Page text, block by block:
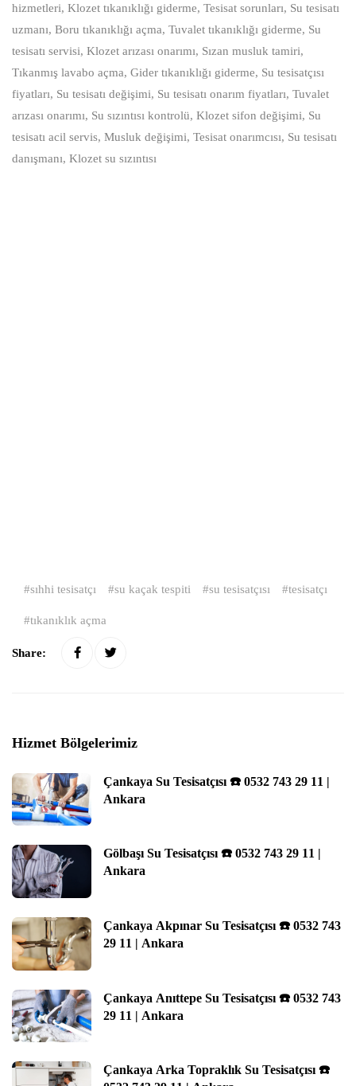
hizmetleri, Klozet tıkanıklığı giderme, Tesisat sorunları, Su tesisatı
uzmanı, Boru tıkanıklığı açma, Tuvalet tıkanıklığı giderme, Su
tesisatı servisi, Klozet arızası onarımı, Sızan musluk tamiri,
Tıkanmış lavabo açma, Gider tıkanıklığı giderme, Su tesisatçısı
fiyatları, Su tesisatı değişimi, Su tesisatı onarım fiyatları, Tuvalet
arızası onarımı, Su sızıntısı kontrolü, Klozet sifon değişimi, Su
tesisatı acil servis, Musluk değişimi, Tesisat onarımcısı, Su tesisatı
danışmanı, Klozet su sızıntısı
sıhhi tesisatçı su kaçak tespiti su tesisatçısı tesisatçı
tıkanıklık açma
Share:
Hizmet Bölgelerimiz
Çankaya Su Tesisatçısı ☎️ 0532 743 29 11 |
Ankara
Gölbaşı Su Tesisatçısı ☎️ 0532 743 29 11 |
Ankara
Çankaya Akpınar Su Tesisatçısı ☎️ 0532 743
29 11 | Ankara
Çankaya Anıttepe Su Tesisatçısı ☎️ 0532 743
29 11 | Ankara
Çankaya Arka Topraklık Su Tesisatçısı ☎️